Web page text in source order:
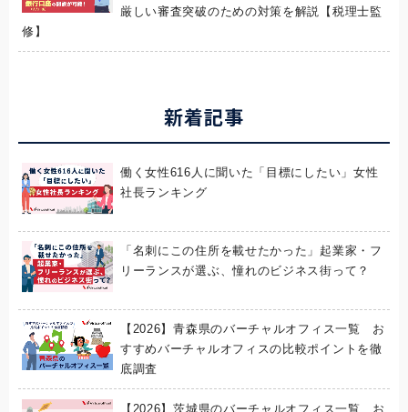
厳しい審査突破のための対策を解説【税理士監
修】
新着記事
働く女性616人に聞いた「目標にしたい」女性
社長ランキング
「名刺にこの住所を載せたかった」起業家・フ
リーランスが選ぶ、憧れのビジネス街って？
【2026】青森県のバーチャルオフィス一覧 お
すすめバーチャルオフィスの比較ポイントを徹
底調査
【2026】茨城県のバーチャルオフィス一覧 お